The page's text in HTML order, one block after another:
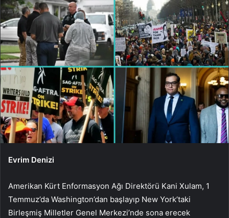
Evrim Denizi
Amerikan Kürt Enformasyon Ağı Direktörü Kani Xulam, 1
Temmuz’da Washington’dan başlayıp New York’taki
Birleşmiş Milletler Genel Merkezi’nde sona erecek